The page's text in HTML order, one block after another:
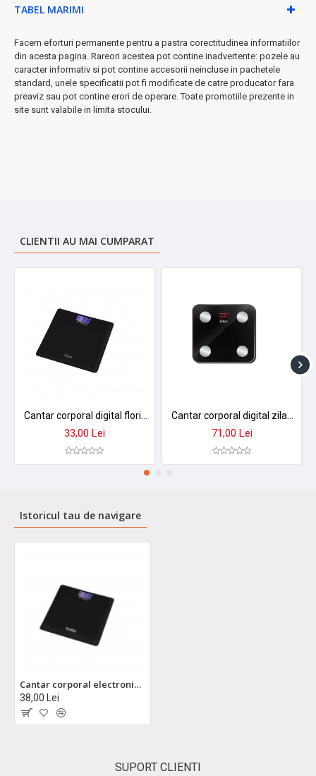
supraîncărcare
➤ Beneficii pentru tine:monitorizarea constantă a progresului
în dieta sau antrenamentele tale devine mai simplă și mai
precisă. Suprafața antiderapantă asigură siguranța utilizării.
• Perfect pentru persoane care își monitorizează greutatea
regulat
TABEL MARIMI
Facem eforturi permanente pentru a pastra corectitudinea informatiilor
din acesta pagina. Rareori acestea pot contine inadvertente: pozele au
caracter informativ si pot contine accesorii neincluse in pachetele
standard, unele specificatii pot fi modificate de catre producator fara
preaviz sau pot contine erori de operare. Toate promotiile prezente in
site sunt valabile in limita stocului.
CLIENTII AU MAI CUMPARAT
33,00 Lei 71,00 Lei
Istoricul tau de navigare
Cantar corporal electronic floria zln7684 - sticla securizata, capacitate 180kg, display lcd, precizie 50g
38,00 Lei
SUPORT CLIENTI